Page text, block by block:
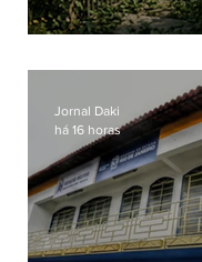
Jornal Daki
há 16 horas